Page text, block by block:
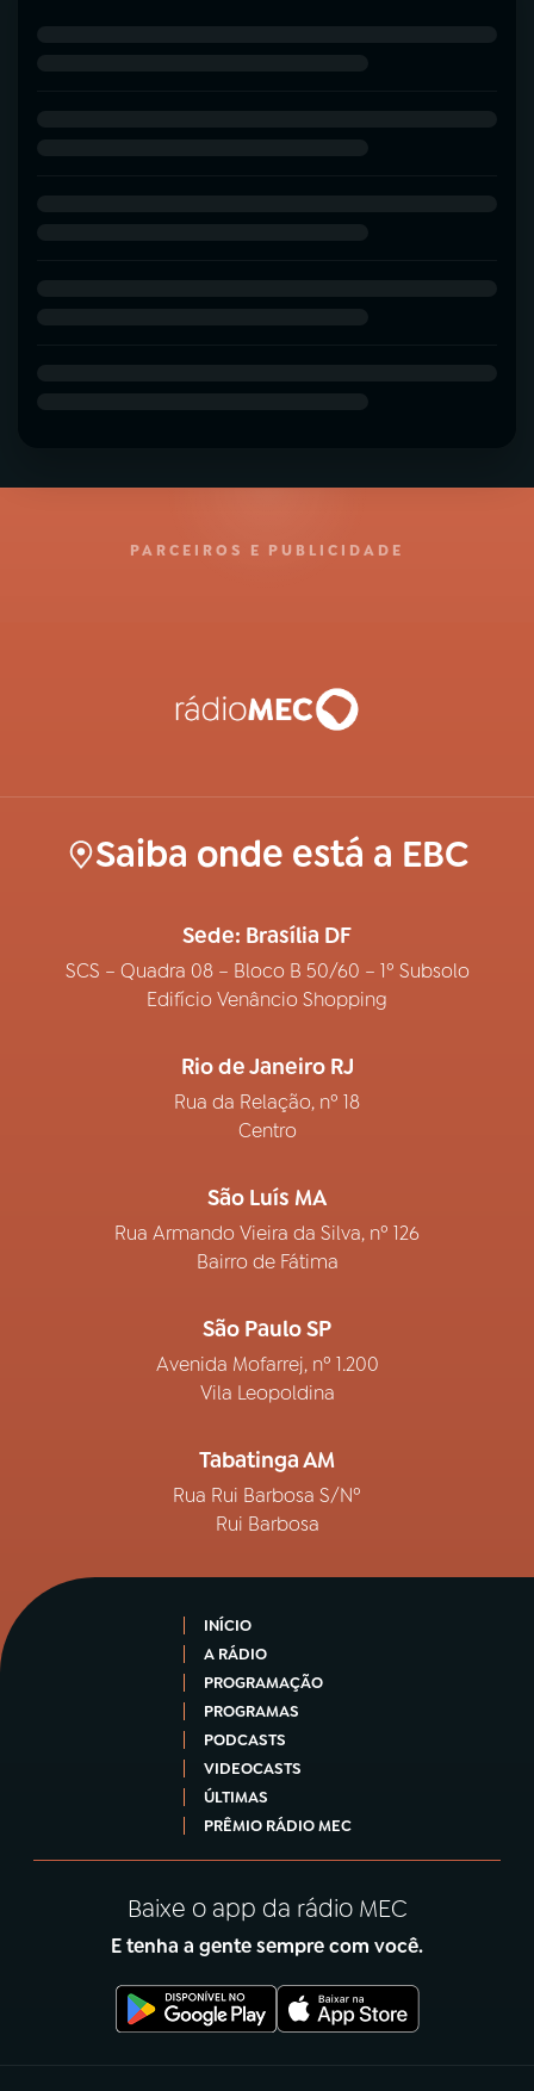
PARCEIROS E PUBLICIDADE
Saiba onde está a EBC
Sede: Brasília DF
SCS – Quadra 08 – Bloco B 50/60 – 1º Subsolo
Edifício Venâncio Shopping
Rio de Janeiro RJ
Rua da Relação, nº 18
Centro
São Luís MA
Rua Armando Vieira da Silva, nº 126
Bairro de Fátima
São Paulo SP
Avenida Mofarrej, nº 1.200
Vila Leopoldina
Tabatinga AM
Rua Rui Barbosa S/Nº
Rui Barbosa
INÍCIO
A RÁDIO
PROGRAMAÇÃO
PROGRAMAS
PODCASTS
VIDEOCASTS
ÚLTIMAS
PRÊMIO RÁDIO MEC
Baixe o app da rádio MEC
E tenha a gente sempre com você.